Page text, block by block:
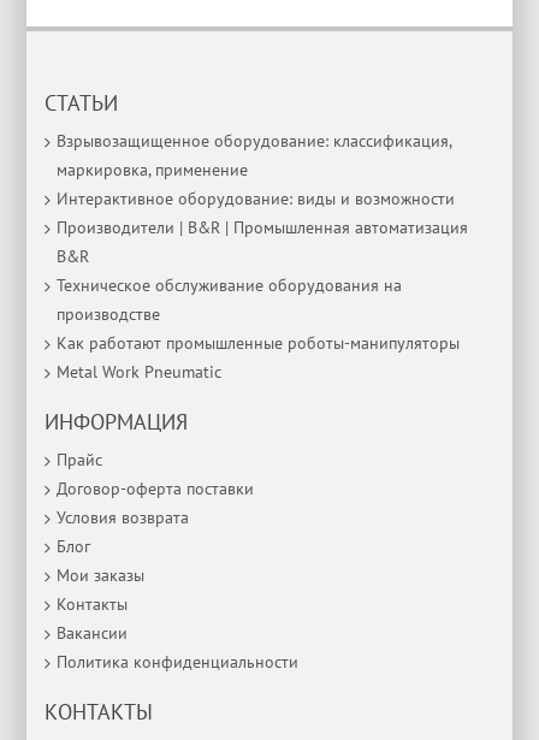
СТАТЬИ
Взрывозащищенное оборудование: классификация,
маркировка, применение
Интерактивное оборудование: виды и возможности
Производители | B&R | Промышленная автоматизация
B&R
Техническое обслуживание оборудования на
производстве
Как работают промышленные роботы-манипуляторы
Metal Work Pneumatic
ИНФОРМАЦИЯ
Прайс
Договор-оферта поставки
Условия возврата
Блог
Мои заказы
Контакты
Вакансии
Политика конфиденциальности
КОНТАКТЫ